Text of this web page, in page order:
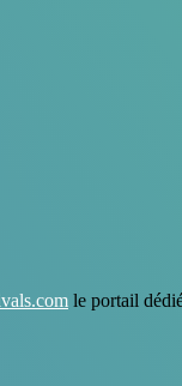
le portail